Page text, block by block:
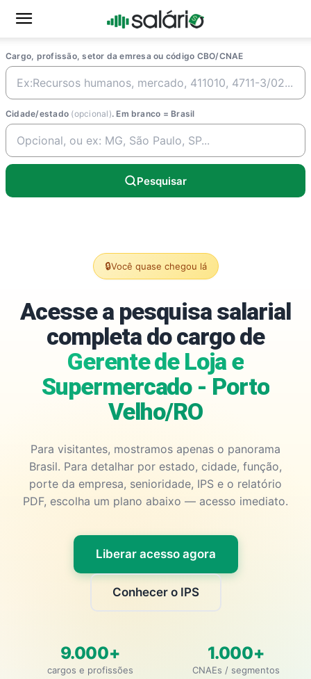
Cargo, profissão, setor da emresa ou código CBO/CNAE
Cidade/estado (opcional). Em branco = Brasil
Pesquisar
🔒Você quase chegou lá
Acesse a pesquisa salarial
completa do cargo de
Gerente de Loja e
Supermercado - Porto
Velho/RO
Para visitantes, mostramos apenas o panorama
Brasil. Para detalhar por estado, cidade, função,
porte da empresa, senioridade, IPS e o relatório
PDF, escolha um plano abaixo — acesso imediato.
Liberar acesso agora
Conhecer o IPS
9.000+
cargos e profissões
1.000+
CNAEs / segmentos